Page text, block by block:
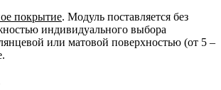
покрытие. Модуль поставляется без
индивидуального выбора
или матовой поверхностью (от 5 –